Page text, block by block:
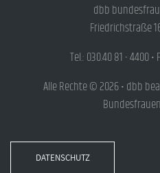
dbb
Friedrichstraße
Tel.: 030.40 81 - 4400 •
Alle Rechte © 2026 • dbb
DATENSCHUTZ